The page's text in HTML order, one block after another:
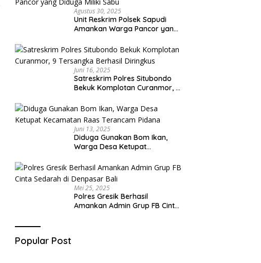
Agustus 30, 2025
Unit Reskrim Polsek Sapudi
Amankan Warga Pancor yang
Juni 16, 2025
Satreskrim Polres Situbondo
Bekuk Komplotan Curanmor, 9
Juni 13, 2025
Diduga Gunakan Bom Ikan,
Warga Desa Ketupat
Pidana
Mei 25, 2025
Polres Gresik Berhasil
Amankan Admin Grup FB Cinta
Popular Post